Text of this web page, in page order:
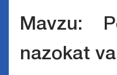
Mavzu:
nazokat